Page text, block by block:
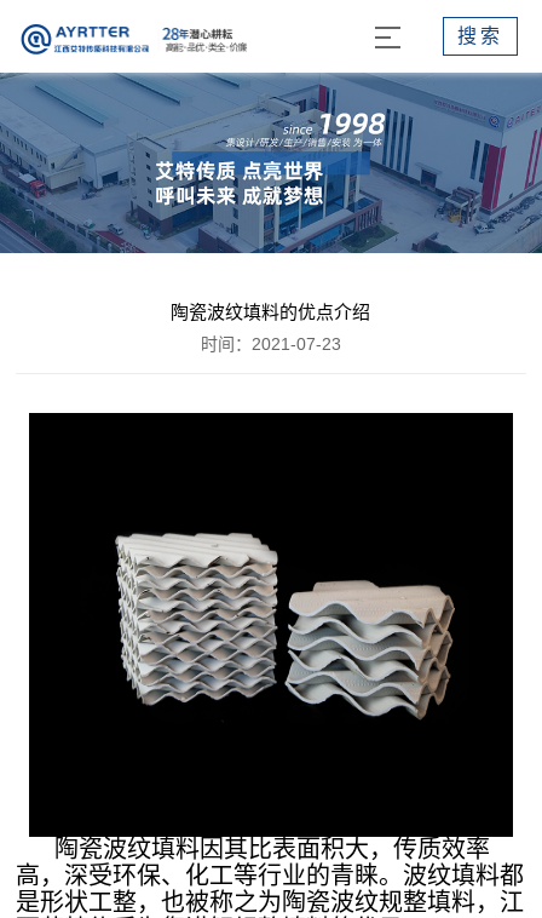
搜索
陶瓷波纹填料的优点介绍
时间：2021-07-23
陶瓷波纹填料因其比表面积大，传质效率
高，深受环保、化工等行业的青睐。波纹填料都
是形状工整，也被称之为陶瓷波纹规整填料，江